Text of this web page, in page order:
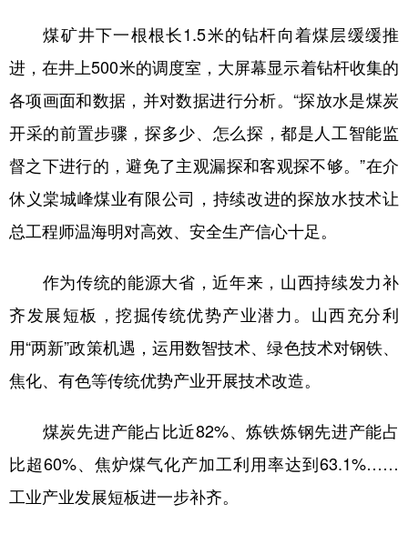
煤矿井下一根根长1.5米的钻杆向着煤层缓缓推
进，在井上500米的调度室，大屏幕显示着钻杆收集的
各项画面和数据，并对数据进行分析。“探放水是煤炭
开采的前置步骤，探多少、怎么探，都是人工智能监
督之下进行的，避免了主观漏探和客观探不够。”在介
休义棠城峰煤业有限公司，持续改进的探放水技术让
总工程师温海明对高效、安全生产信心十足。
作为传统的能源大省，近年来，山西持续发力补
齐发展短板，挖掘传统优势产业潜力。山西充分利
用“两新”政策机遇，运用数智技术、绿色技术对钢铁、
焦化、有色等传统优势产业开展技术改造。
煤炭先进产能占比近82%、炼铁炼钢先进产能占
比超60%、焦炉煤气化产加工利用率达到63.1%……
工业产业发展短板进一步补齐。